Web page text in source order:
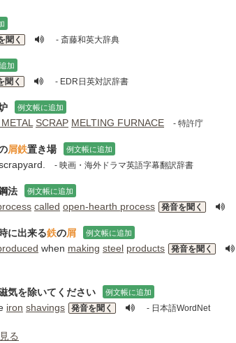
聞く - 斎藤和英大辞典
加
聞く - EDR日英対訳辞書
例文帳に追加
SCRAP MELTING FURNACE - 特許庁
屑鉄置き場 例文帳に追加
- 映画・海外ドラマ英語字幕翻訳辞書
法 例文帳に追加
called open-hearth process 発音を聞く
に出来る鉄の屑 例文帳に追加
when making steel products 発音を聞く
気を除いてください 例文帳に追加
iron shavings 発音を聞く - 日本語WordNet
る